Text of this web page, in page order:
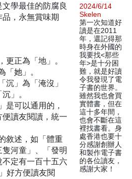
學最佳的防腐良
，永無賞味期
更正為「地」。
「她」。
沉」為「淹沒」
」。
是可以通用的，
讀友閱讀，統一
敘述，如「體重
河童」、「發明
定有一百十五六
好方便讀友閱
2024/6/14
Skelen
第一次知道好
讀是在2011
年，還記得那
時身在外國的
我要找<那些
年>是十分困
難，就是好讀
令我發現了電
子書的世界。
雖然我也會買
實體書，但在
這十多年間，
也會不斷在這
裡找書看。身
處香港也要十
分感謝創辦人
和製作電子書
的各位讀友，
感謝大家！